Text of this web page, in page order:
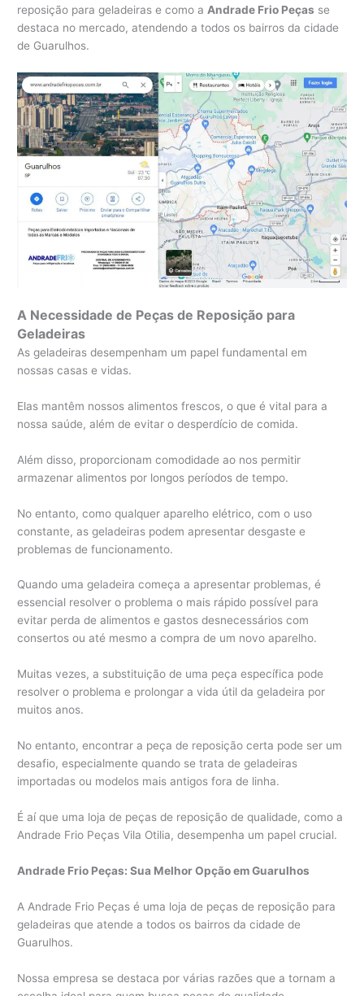
reposição para geladeiras e como aAndrade Frio Peças se
destaca no mercado, atendendo a todos os bairros da cidade
de Guarulhos.
A Necessidade de Peças de Reposição para
Geladeiras
As geladeiras desempenham um papel fundamental em
nossas casas e vidas.
Elas mantêm nossos alimentos frescos, o que é vital para a
nossa saúde, além de evitar o desperdício de comida.
Além disso, proporcionam comodidade ao nos permitir
armazenar alimentos por longos períodos de tempo.
No entanto, como qualquer aparelho elétrico, com o uso
constante, as geladeiras podem apresentar desgaste e
problemas de funcionamento.
Quando uma geladeira começa a apresentar problemas, é
essencial resolver o problema o mais rápido possível para
evitar perda de alimentos e gastos desnecessários com
consertos ou até mesmo a compra de um novo aparelho.
Muitas vezes, a substituição de uma peça específica pode
resolver o problema e prolongar a vida útil da geladeira por
muitos anos.
No entanto, encontrar a peça de reposição certa pode ser um
desafio, especialmente quando se trata de geladeiras
importadas ou modelos mais antigos fora de linha.
É aí que uma loja de peças de reposição de qualidade, como a
Andrade Frio Peças Vila Otilia, desempenha um papel crucial.
Andrade Frio Peças: Sua Melhor Opção em Guarulhos
A Andrade Frio Peças é uma loja de peças de reposição para
geladeiras que atende a todos os bairros da cidade de
Guarulhos.
Nossa empresa se destaca por várias razões que a tornam a